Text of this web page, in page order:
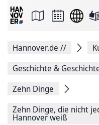
Seite
Facebook
teilen
Seitenlink
Seite
Drucken
Hannover.de //
Geschichte &
Zehn Dinge
Zehn Dinge, die nicht
Hannover weiß